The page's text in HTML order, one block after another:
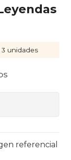
unidades
referencial